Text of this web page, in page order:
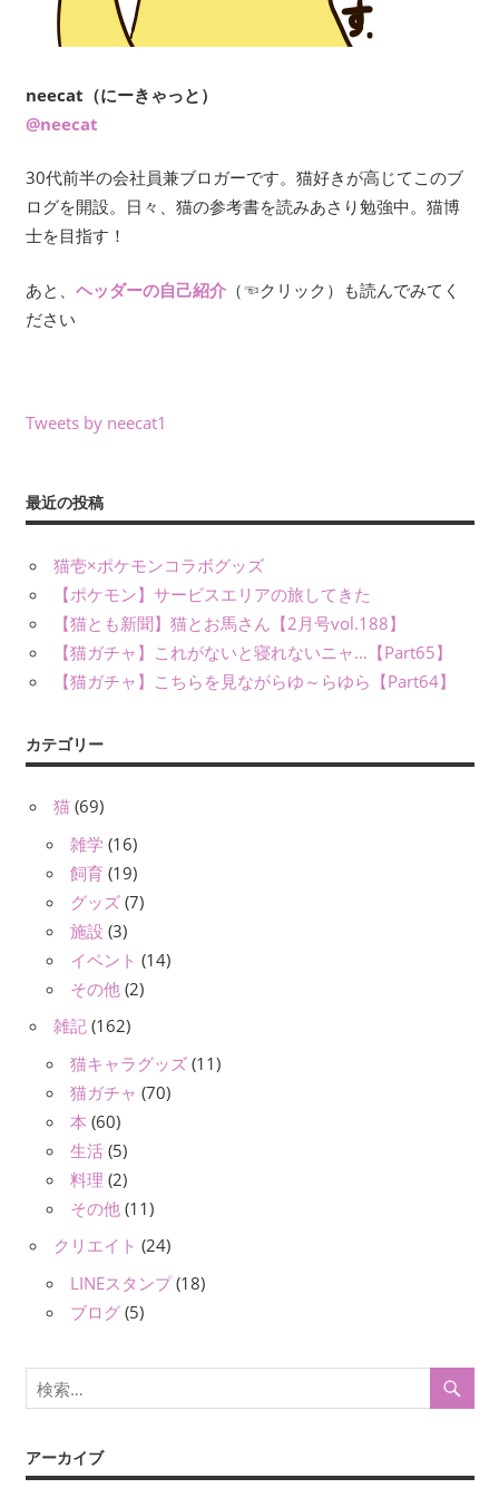
neecat（にーきゃっと）
@neecat
30代前半の会社員兼ブロガーです。猫好きが高じてこのブ
ログを開設。日々、猫の参考書を読みあさり勉強中。猫博
士を目指す！
あと、 ヘッダーの自己紹介（☜クリック）も読んでみてく
ださい
Tweets by neecat1
最近の投稿
猫壱×ポケモンコラボグッズ
【ポケモン】サービスエリアの旅してきた
【猫とも新聞】猫とお馬さん【2月号vol.188】
【猫ガチャ】これがないと寝れないニャ…【Part65】
【猫ガチャ】こちらを見ながらゆ～らゆら【Part64】
カテゴリー
猫 (69)
雑学 (16)
飼育 (19)
グッズ (7)
施設 (3)
イベント (14)
その他 (2)
雑記 (162)
猫キャラグッズ (11)
猫ガチャ (70)
本 (60)
生活 (5)
料理 (2)
その他 (11)
クリエイト (24)
LINEスタンプ(18)
ブログ (5)
アーカイブ